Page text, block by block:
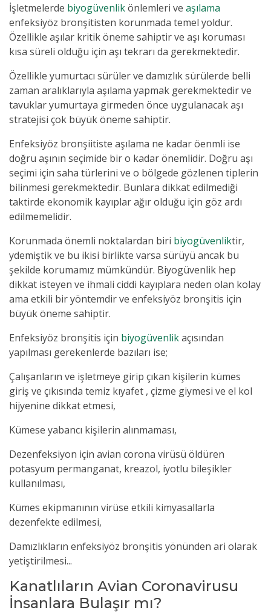
İşletmelerde biyogüvenlikönlemleri ve aşılama
enfeksiyöz bronşitisten korunmada temel yoldur.
Özellikle aşılar kritik öneme sahiptir ve aşı koruması
kısa süreli olduğu için aşı tekrarı da gerekmektedir.
Özellikle yumurtacı sürüler ve damızlık sürülerde belli
zaman aralıklarıyla aşılama yapmak gerekmektedir ve
tavuklar yumurtaya girmeden önce uygulanacak aşı
stratejisi çok büyük öneme sahiptir.
Enfeksiyöz bronşiitiste aşılama ne kadar öenmli ise
doğru aşının seçimide bir o kadar önemlidir. Doğru aşı
seçimi için saha türlerini ve o bölgede gözlenen tiplerin
bilinmesi gerekmektedir. Bunlara dikkatedilmediği
taktirde ekonomik kayıplar ağır olduğu için göz ardı
edilmemelidir.
Korunmada önemli noktalardan biri biyogüvenliktir,
ydemiştik ve bu ikisi birlikte varsa sürüyü ancak bu
şekilde korumamız mümkündür. Biyogüvenlik hep
dikkat isteyen ve ihmali ciddi kayıplara neden olan kolay
ama etkili bir yöntemdir ve enfeksiyöz bronşitis için
büyük öneme sahiptir.
Enfeksiyöz bronşitis için biyogüvenlikaçısından
yapılması gerekenlerde bazıları ise;
Çalışanların ve işletmeye girip çıkan kişilerin kümes
giriş ve çıkısında temiz kıyafet , çizme giymesi ve el kol
hijyenine dikkat etmesi,
Kümese yabancı kişilerin alınmaması,
Dezenfeksiyon için avian corona virüsü öldüren
potasyum permanganat, kreazol, iyotlu bileşikler
kullanılması,
Kümes ekipmanının virüse etkili kimyasallarla
dezenfekte edilmesi,
Damızlıkların enfeksiyöz bronşitis yönünden ari olarak
yetiştirilmesi...
Kanatlıların Avian Coronavirusu
İnsanlara Bulaşır mı?